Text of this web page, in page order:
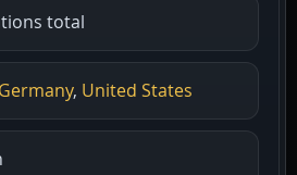
total
Germany, United States